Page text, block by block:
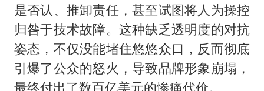
是否认、推卸责任，甚至试图将人为操控
归咎于技术故障。这种缺乏透明度的对抗
姿态，不仅没能堵住悠悠众口，反而彻底
引爆了公众的怒火，导致品牌形象崩塌，
最终付出了数百亿美元的惨痛代价。